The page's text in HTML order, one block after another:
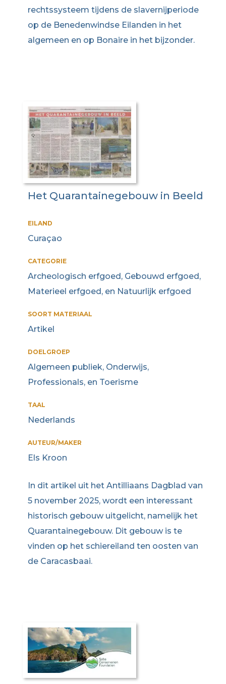
rechtssysteem tijdens de slavernijperiode
op de Benedenwindse Eilanden in het
algemeen en op Bonaire in het bijzonder.
Het Quarantainegebouw in Beeld
EILAND
Curaçao
CATEGORIE
Archeologisch erfgoed, Gebouwd erfgoed,
Materieel erfgoed, en Natuurlijk erfgoed
SOORT MATERIAAL
Artikel
DOELGROEP
Algemeen publiek, Onderwijs,
Professionals, en Toerisme
TAAL
Nederlands
AUTEUR/MAKER
Els Kroon
In dit artikel uit het Antilliaans Dagblad van
5 november 2025, wordt een interessant
historisch gebouw uitgelicht, namelijk het
Quarantainegebouw. Dit gebouw is te
vinden op het schiereiland ten oosten van
de Caracasbaai.